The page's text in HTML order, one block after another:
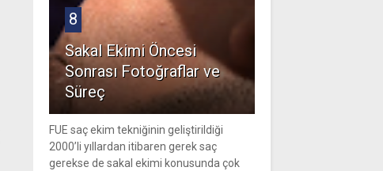
8
Sakal Ekimi Öncesi
Sonrası Fotoğraflar ve
Süreç
FUE saç ekim tekniğinin geliştirildiği
2000’li yıllardan itibaren gerek saç
gerekse de sakal ekimi konusunda çok